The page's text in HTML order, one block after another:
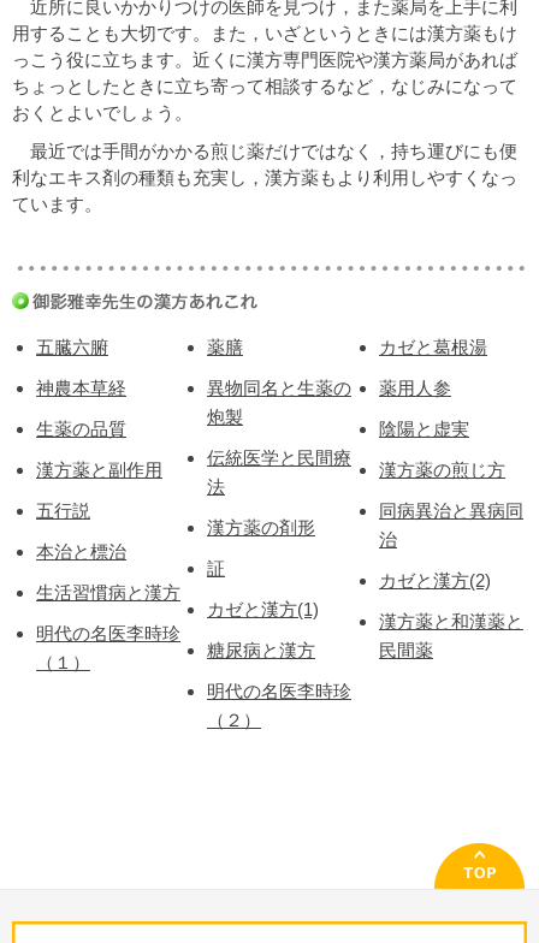
近所に良いかかりつけの医師を見つけ，また薬局を上手に利
用することも大切です。また，いざというときには漢方薬もけ
っこう役に立ちます。近くに漢方専門医院や漢方薬局があれば
ちょっとしたときに立ち寄って相談するなど，なじみになって
おくとよいでしょう。
最近では手間がかかる煎じ薬だけではなく，持ち運びにも便
利なエキス剤の種類も充実し，漢方薬もより利用しやすくなっ
ています。
五臓六腑
神農本草経
生薬の品質
漢方薬と副作用
五行説
本治と標治
生活習慣病と漢方
明代の名医李時珍
（１）
薬膳
異物同名と生薬の
炮製
伝統医学と民間療
法
漢方薬の剤形
証
カゼと漢方(1)
糖尿病と漢方
明代の名医李時珍
（２）
カゼと葛根湯
薬用人参
陰陽と虚実
漢方薬の煎じ方
同病異治と異病同
治
カゼと漢方(2)
漢方薬と和漢薬と
民間薬